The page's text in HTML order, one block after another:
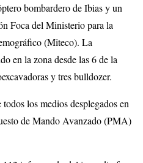
bombardero de Ibias y un
Foca del Ministerio para la
(Miteco). La
en la zona desde las 6 de la
y tres bulldozer.
los medios desplegados en
de Mando Avanzado (PMA)